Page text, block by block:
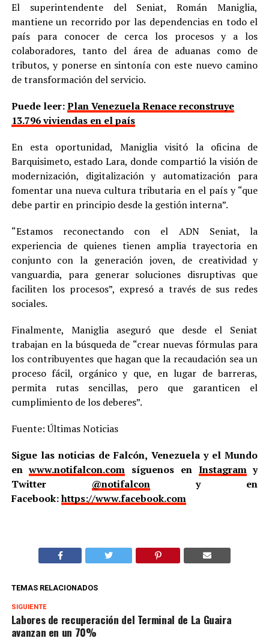
El superintendente del Seniat, Román Maniglia,
mantiene un recorrido por las dependencias en todo el
país para conocer de cerca los procesos y a los
colaboradores, tanto del área de aduanas como de
tributos, y ponerse en sintonía con este nuevo camino
de transformación del servicio.
Puede leer:Plan Venezuela Renace reconstruye
13.796 viviendas en el país
En esta oportunidad, Maniglia visitó la oficina de
Barquisimeto, estado Lara, donde compartió la visión de
modernización, digitalización y automatización para
fomentar una nueva cultura tributaria en el país y “que
debe partir en principio desde la gestión interna”.
“Estamos reconectando con el ADN Seniat, la
experiencia de quienes tienen amplia trayectoria en
conjunto con la generación joven, de creatividad y
vanguardia, para generar soluciones disruptivas que
faciliten los procesos”, expresó a través de sus redes
sociales.
Finalmente, Maniglia aseguró que desde el Seniat
trabajan en la búsqueda de “crear nuevas fórmulas para
los contribuyentes que hagan que la recaudación sea un
proceso fácil, orgánico y que, en lugar de barreras,
permita rutas sencillas, pero que garanticen el
cumplimiento de los deberes”.
Fuente: Últimas Noticias
Sigue las noticias de Falcón, Venezuela y el Mundo
enwww.notifalcon.com síguenos en Instagramy
Twitter @notifalcony en
Facebook:https://www.facebook.com
TEMAS RELACIONADOS
SIGUIENTE
Labores de recuperación del Terminal de La Guaira
avanzan en un 70%